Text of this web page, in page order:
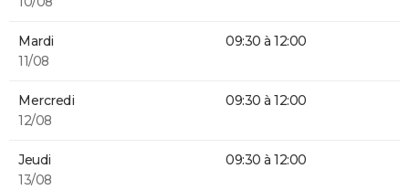
Mardi
11/08
09:30 à 12:00
Mercredi
12/08
09:30 à 12:00
Jeudi
13/08
09:30 à 12:00